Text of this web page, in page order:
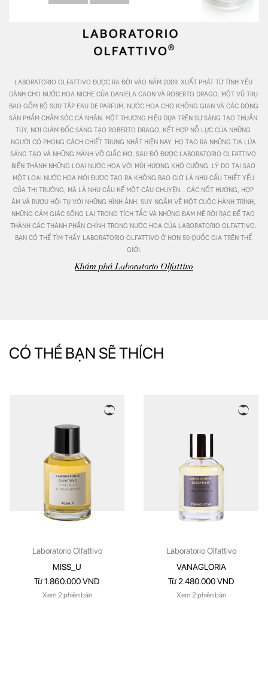
laboratorio olfattivo được ra đời vào năm 2009, xuất phát từ tình yêu
dành cho nước hoa niche của daniela caon và roberto drago. một vũ trụ
bao gồm bộ sưu tập eau de parfum, nước hoa cho không gian và các dòng
sản phẩm chăm sóc cá nhân. một thương hiệu dựa trên sự sáng tạo thuần
túy, nơi giám đốc sáng tạo roberto drago, kết hợp nỗ lực của những
người có phong cách chiết trung nhất hiện nay. họ tạo ra những tia lửa
sáng tạo và những mảnh vỡ giấc mơ, sau đó được laboratorio olfattivo
biến thành những loại nước hoa với mùi hương khó cưỡng. lý do tại sao
một loại nước hoa mới được tạo ra không bao giờ là nhu cầu thiết yếu
của thị trường, mà là nhu cầu kể một câu chuyện… các nốt hương, hợp
âm và rượu hội tụ với những hình ảnh, suy ngẫm về một cuộc hành trình,
những cảm giác sống lại trong tích tắc và những đam mê rời rạc để tạo
thành các thành phần chính trong nước hoa của laboratorio olfattivo.
bạn có thể tìm thấy laboratorio olfattivo ở hơn 50 quốc gia trên thế
giới.
Khám phá Laboratorio Olfattivo
CÓ THỂ BẠN SẼ THÍCH
Laboratorio Olfattivo
MISS_U
Từ 1.860.000 VND
Xem 2 phiên bản
Laboratorio Olfattivo
VANAGLORIA
Từ 2.480.000 VND
Xem 2 phiên bản